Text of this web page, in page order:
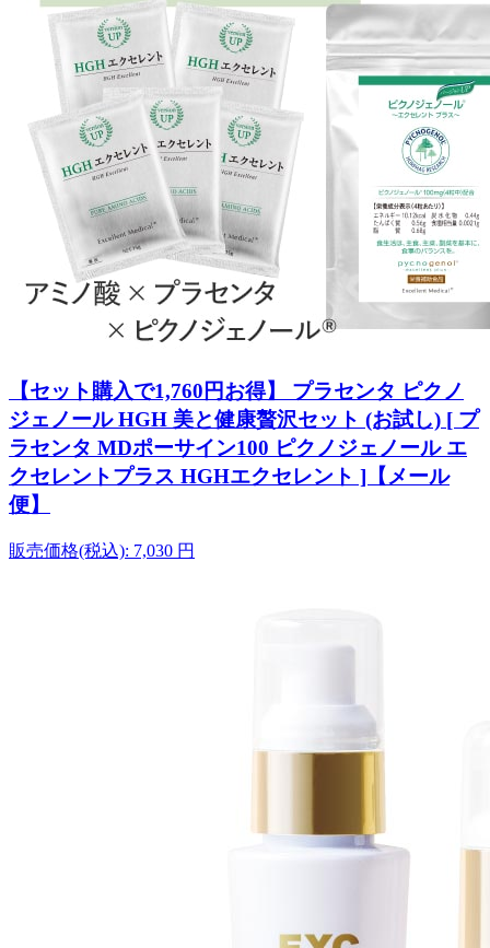
【セット購入で1,760円お得】 プラセンタ ピクノ
ジェノール HGH 美と健康贅沢セット (お試し) [ プ
ラセンタ MDポーサイン100 ピクノジェノール エ
クセレントプラス HGHエクセレント ]【メール
便】
販売価格(税込): 7,030 円